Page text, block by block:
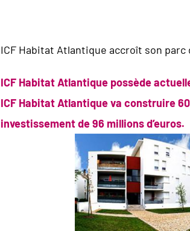
ICF Habitat Atlantique accroît son parc
ICF Habitat Atlantique possède
ICF Habitat Atlantique va construire
investissement de 96 millions d’euros.